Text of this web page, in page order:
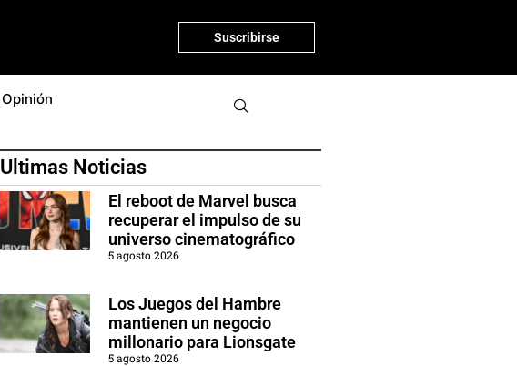
Suscribirse
Opinión
Ultimas Noticias
El reboot de Marvel busca
recuperar el impulso de su
universo cinematográfico
5 agosto 2026
Los Juegos del Hambre
mantienen un negocio
millonario para Lionsgate
5 agosto 2026